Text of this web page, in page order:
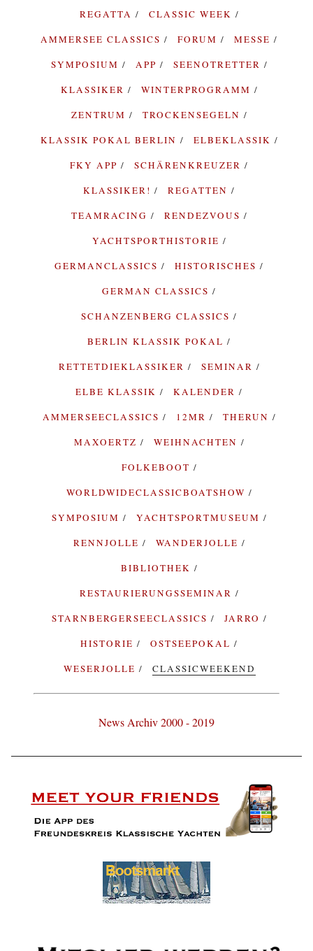
REGATTA
CLASSIC WEEK
AMMERSEE CLASSICS
FORUM
MESSE
SYMPOSIUM
APP
SEENOTRETTER
KLASSIKER
WINTERPROGRAMM
ZENTRUM
TROCKENSEGELN
KLASSIK POKAL BERLIN
ELBEKLASSIK
FKY APP
SCHÄRENKREUZER
KLASSIKER!
REGATTEN
TEAMRACING
RENDEZVOUS
YACHTSPORTHISTORIE
GERMANCLASSICS
HISTORISCHES
GERMAN CLASSICS
SCHANZENBERG CLASSICS
BERLIN KLASSIK POKAL
RETTETDIEKLASSIKER
SEMINAR
ELBE KLASSIK
KALENDER
AMMERSEECLASSICS
12MR
THERUN
MAXOERTZ
WEIHNACHTEN
FOLKEBOOT
WORLDWIDECLASSICBOATSHOW
SYMPOSIUM
YACHTSPORTMUSEUM
RENNJOLLE
WANDERJOLLE
BIBLIOTHEK
RESTAURIERUNGSSEMINAR
STARNBERGERSEECLASSICS
JARRO
HISTORIE
OSTSEEPOKAL
WESERJOLLE
CLASSICWEEKEND
News Archiv 2000 - 2019